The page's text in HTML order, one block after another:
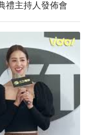
禮主持人發佈會